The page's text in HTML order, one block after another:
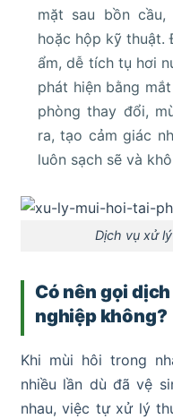
mặt sau bồn
hoặc hộp kỹ thuật.
ẩm, dễ tích tụ hơi
phát hiện bằng
phòng thay đổi,
ra, tạo cảm giác
luôn sạch sẽ và
Dịch vụ xử
Có nên gọi
nghiệp không?
Khi mùi hôi trong
nhiều lần dù đã vệ
nhau, việc tự xử lý